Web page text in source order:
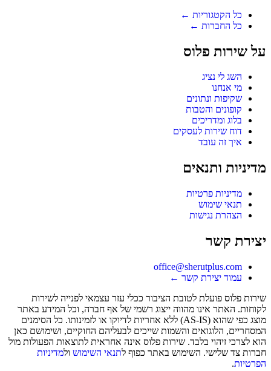
כל הקטגוריות ←
כל החברות ←
על שירות פלוס
השג לי נציג
מי אנחנו
שקיפות ונתונים
קופונים והטבות
בלוג ומדריכים
דוח שירות לעסקים
איך זה עובד
מדיניות ותנאים
מדיניות פרטיות
תנאי שימוש
הצהרת נגישות
יצירת קשר
office@sherutplus.com
עמוד יצירת קשר ←
שירות פלוס פועלת לטובת הציבור ככלי עזר עצמאי לפנייה לשירות
לקוחות. האתר אינו מהווה ייצוג רשמי של אף חברה, וכל המידע באתר
מוצג כפי שהוא (AS-IS) ללא אחריות לדיוקו או לזמינותו. כל הסימנים
המסחריים, הלוגואים והשמות שייכים לבעליהם החוקיים, ושימושם כאן
הוא לצרכי זיהוי בלבד. שירות פלוס אינה אחראית לתוצאות הפעולות מול
חברות צד שלישי. השימוש באתר כפוף לתנאי השימוש ולמדיניות
הפרטיות.